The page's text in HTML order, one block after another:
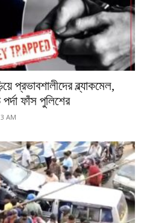
ব্ল্যাকমেল,
ফাঁস পুলিশের
AM